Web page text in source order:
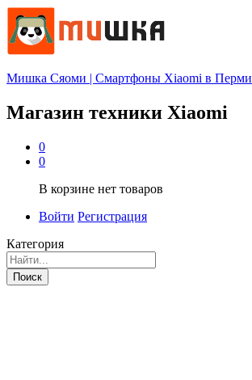
Мишка Сяоми | Смартфоны Xiaomi в Перми
Магазин техники Xiaomi
0
0
В корзине нет товаров
Войти Регистрация
Категория
Поиск